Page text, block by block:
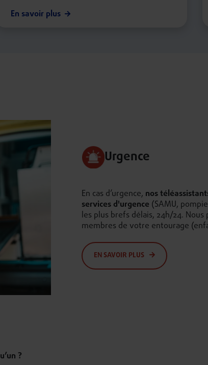
En savoir plus
Urgence
En cas d’urgence, nos
services d'urgence (SAMU,
les plus brefs délais, 24h/24.
membres de votre entourage
EN SAVOIR PLUS
?